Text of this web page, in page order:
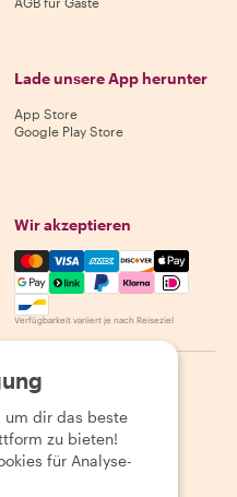
Lade unsere App herunter
App Store
Google Play Store
Wir akzeptieren
Mastercard, Visa, Amex,
Verfügbarkeit variiert je nach Reiseziel
um dir das beste
zu bieten!
für Analyse-